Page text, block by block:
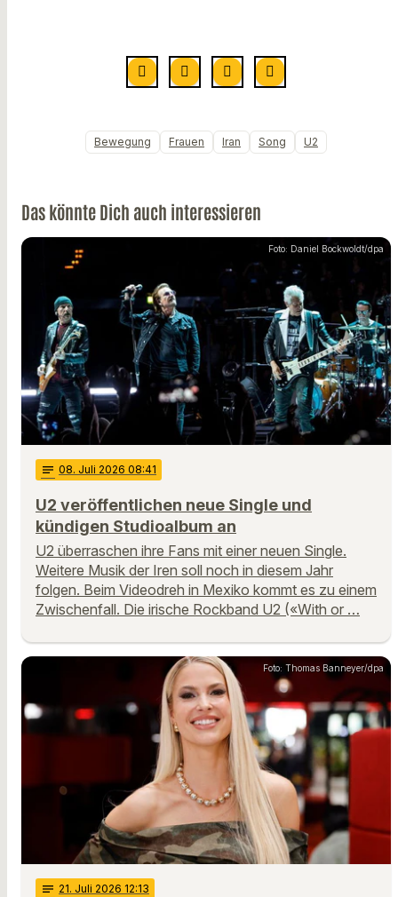
Bewegung Frauen Iran Song U2
Das könnte Dich auch interessieren
Foto: Daniel Bockwoldt/dpa
notes 08. Juli 2026 08:41
U2 veröffentlichen neue Single und
kündigen Studioalbum an
U2 überraschen ihre Fans mit einer neuen Single.
Weitere Musik der Iren soll noch in diesem Jahr
folgen. Beim Videodreh in Mexiko kommt es zu einem
Zwischenfall. Die irische Rockband U2 («With or …
Foto: Thomas Banneyer/dpa
notes 21. Juli 2026 12:13